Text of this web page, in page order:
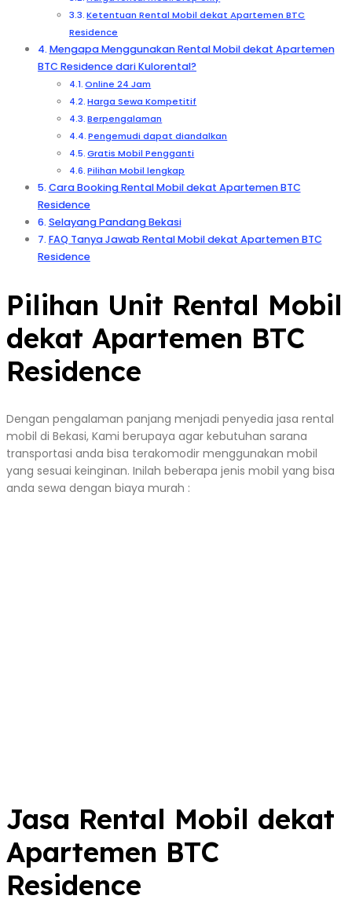
Ketentuan Rental Mobil dekat Apartemen BTC
Residence
Mengapa Menggunakan Rental Mobil dekat Apartemen
BTC Residence dari Kulorental?
Online 24 Jam
Harga Sewa Kompetitif
Berpengalaman
Pengemudi dapat diandalkan
Gratis Mobil Pengganti
Pilihan Mobil lengkap
Cara Booking Rental Mobil dekat Apartemen BTC
Residence
Selayang Pandang Bekasi
FAQ Tanya Jawab Rental Mobil dekat Apartemen BTC
Residence
Pilihan Unit Rental Mobil
dekat Apartemen BTC
Residence
Dengan pengalaman panjang menjadi penyedia jasa rental
mobil di Bekasi, Kami berupaya agar kebutuhan sarana
transportasi anda bisa terakomodir menggunakan mobil
yang sesuai keinginan. Inilah beberapa jenis mobil yang bisa
anda sewa dengan biaya murah :
Jasa Rental Mobil dekat
Apartemen BTC
Residence